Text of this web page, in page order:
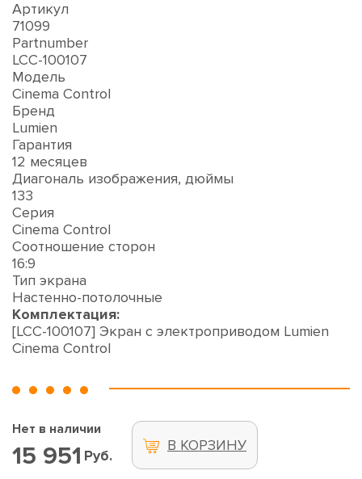
Артикул
71099
Partnumber
LCC-100107
Модель
Cinema Control
Бренд
Lumien
Гарантия
12 месяцев
Диагональ изображения, дюймы
133
Серия
Cinema Control
Соотношение сторон
16:9
Тип экрана
Настенно-потолочные
Комплектация:
[LCC-100107] Экран с электроприводом Lumien
Cinema Control
Нет в наличии
15 951 Руб.
В КОРЗИНУ